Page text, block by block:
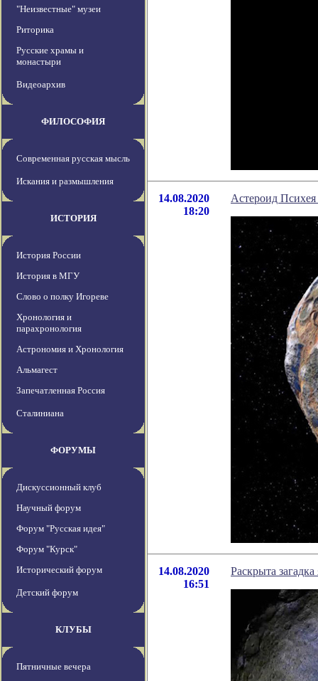
"Неизвестные" музеи
Риторика
Русские храмы и
монастыри
Видеоархив
ФИЛОСОФИЯ
Современная русская мысль
Искания и размышления
ИСТОРИЯ
История России
История в МГУ
Слово о полку Игореве
Хронология и
парахронология
Астрономия и Хронология
Альмагест
Запечатленная Россия
Сталиниана
ФОРУМЫ
Дискуссионный клуб
Научный форум
Форум "Русская идея"
Форум "Курск"
Исторический форум
Детский форум
КЛУБЫ
Пятничные вечера
14.08.2020
18:20
Астероид Психея
14.08.2020
16:51
Раскрыта